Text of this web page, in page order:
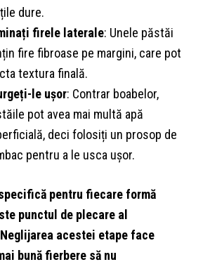
dure.
firele laterale: Unele păstăi
fire fibroase pe margini, care pot
textura finală.
le ușor: Contrar boabelor,
pot avea mai multă apă
deci folosiți un prosop de
pentru a le usca ușor.
pentru fiecare formă
punctul de plecare al
acestei etape face
bună fierbere să nu